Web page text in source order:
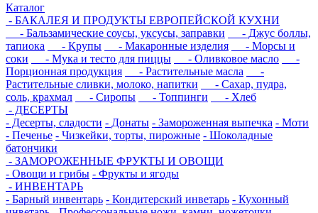
Каталог
- БАКАЛЕЯ И ПРОДУКТЫ ЕВРОПЕЙСКОЙ КУХНИ
- Бальзамические соусы, уксусы, заправки
- Джус боллы,
тапиока
- Крупы - Макаронные изделия
- Морсы и
соки
- Мука и тесто для пиццы - Оливковое масло
-
Порционная продукция
- Растительные масла
-
Растительные сливки, молоко, напитки
- Сахар, пудра,
соль, крахмал
- Сиропы - Топпинги
- Хлеб
- ДЕСЕРТЫ
- Десерты, сладости - Донаты - Замороженная выпечка - Моти
- Печенье - Чизкейки, торты, пирожные - Шоколадные
батончики
- ЗАМОРОЖЕННЫЕ ФРУКТЫ И ОВОЩИ
- Овощи и грибы - Фрукты и ягоды
- ИНВЕНТАРЬ
- Барный инвентарь - Кондитерский инветарь - Кухонный